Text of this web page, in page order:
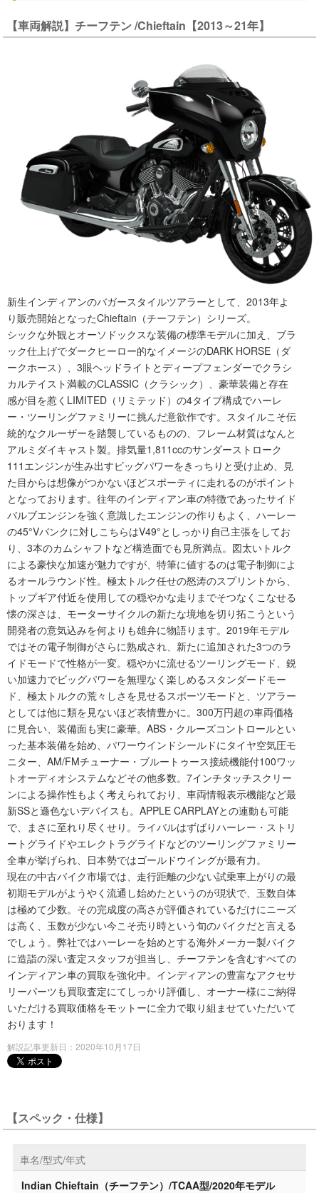
【車両解説】チーフテン /Chieftain【2013～21年】
新生インディアンのバガースタイルツアラーとして、2013年よ
り販売開始となったChieftain（チーフテン）シリーズ。
シックな外観とオーソドックスな装備の標準モデルに加え、ブラ
ック仕上げでダークヒーロー的なイメージのDARK HORSE（ダ
ークホース）、3眼ヘッドライトとディープフェンダーでクラシ
カルテイスト満載のCLASSIC（クラシック）、豪華装備と存在
感が目を惹くLIMITED（リミテッド）の4タイプ構成でハーレ
ー・ツーリングファミリーに挑んだ意欲作です。スタイルこそ伝
統的なクルーザーを踏襲しているものの、フレーム材質はなんと
アルミダイキャスト製。排気量1,811ccのサンダーストローク
111エンジンが生み出すビッグパワーをきっちりと受け止め、見
た目からは想像がつかないほどスポーティに走れるのがポイント
となっております。往年のインディアン車の特徴であったサイド
バルブエンジンを強く意識したエンジンの作りもよく、ハーレー
の45°Vバンクに対しこちらはV49°としっかり自己主張をしてお
り、3本のカムシャフトなど構造面でも見所満点。図太いトルク
による豪快な加速が魅力ですが、特筆に値するのは電子制御によ
るオールラウンド性。極太トルク任せの怒涛のスプリントから、
トップギア付近を使用しての穏やかな走りまでそつなくこなせる
懐の深さは、モーターサイクルの新たな境地を切り拓こうという
開発者の意気込みを何よりも雄弁に物語ります。2019年モデル
ではその電子制御がさらに熟成され、新たに追加された3つのラ
イドモードで性格が一変。穏やかに流せるツーリングモード、鋭
い加速力でビッグパワーを無理なく楽しめるスタンダードモー
ド、極太トルクの荒々しさを見せるスポーツモードと、ツアラー
としては他に類を見ないほど表情豊かに。300万円超の車両価格
に見合い、装備面も実に豪華。ABS・クルーズコントロールとい
った基本装備を始め、パワーウインドシールドにタイヤ空気圧モ
ニター、AM/FMチューナー・ブルートゥース接続機能付100ワッ
トオーディオシステムなどその他多数。7インチタッチスクリー
ンによる操作性もよく考えられており、車両情報表示機能など最
新SSと遜色ないデバイスも。APPLE CARPLAYとの連動も可能
で、まさに至れり尽くせり。ライバルはずばりハーレー・ストリ
ートグライドやエレクトラグライドなどのツーリングファミリー
全車が挙げられ、日本勢ではゴールドウイングが最有力。
現在の中古バイク市場では、走行距離の少ない試乗車上がりの最
初期モデルがようやく流通し始めたというのが現状で、玉数自体
は極めて少数。その完成度の高さが評価されているだけにニーズ
は高く、玉数が少ない今こそ売り時という旬のバイクだと言える
でしょう。弊社ではハーレーを始めとする海外メーカー製バイク
に造詣の深い査定スタッフが担当し、チーフテンを含むすべての
インディアン車の買取を強化中。インディアンの豊富なアクセサ
リーパーツも買取査定にてしっかり評価し、オーナー様にご納得
いただける買取価格をモットーに全力で取り組ませていただいて
おります！
解説記事更新日：2020年10月17日
【スペック・仕様】
車名/型式/年式
Indian Chieftain（チーフテン）/TCAA型/2020年モデル